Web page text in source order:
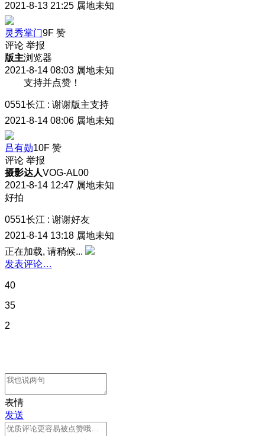
2021-8-13 21:25 属地未知
灵秀掌门9F 赞
评论 举报
版主浏览器
2021-8-14 08:03 属地未知
支持并点赞！
0551长江 : 谢谢版主支持
2021-8-14 08:06 属地未知
吕有勋10F 赞
评论 举报
摄影达人VOG-AL00
2021-8-14 12:47 属地未知
好拍
0551长江 : 谢谢好友
2021-8-14 13:18 属地未知
正在加载, 请稍候...
发表评论…
40
35
2
表情
发送